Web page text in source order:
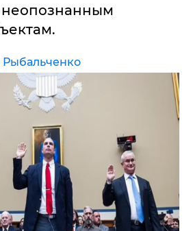
Рыбальченко